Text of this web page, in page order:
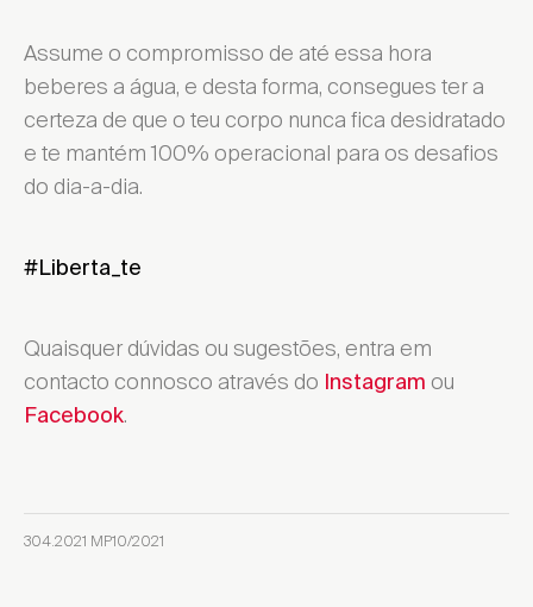
Assume o compromisso de até essa hora
beberes a água, e desta forma, consegues ter a
certeza de que o teu corpo nunca fica desidratado
e te mantém 100% operacional para os desafios
do dia-a-dia.
#Liberta_te
Quaisquer dúvidas ou sugestões, entra em
contacto connosco através do Instagram ou
Facebook.
304.2021 MP10/2021